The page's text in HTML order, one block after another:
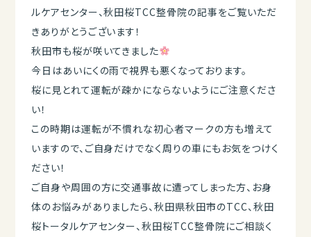
ルケアセンター、秋田桜TCC整骨院の記事をご覧いただ
きありがとうございます！
秋田市も桜が咲いてきました
今日はあいにくの雨で視界も悪くなっております。
桜に見とれて運転が疎かにならないようにご注意くださ
い！
この時期は運転が不慣れな初心者マークの方も増えて
いますので、ご自身だけでなく周りの車にもお気をつけく
ださい！
ご自身や周囲の方に交通事故に遭ってしまった方、お身
体のお悩みがありましたら、秋田県秋田市のTCC、秋田
桜トータルケアセンター、秋田桜TCC整骨院にご相談く